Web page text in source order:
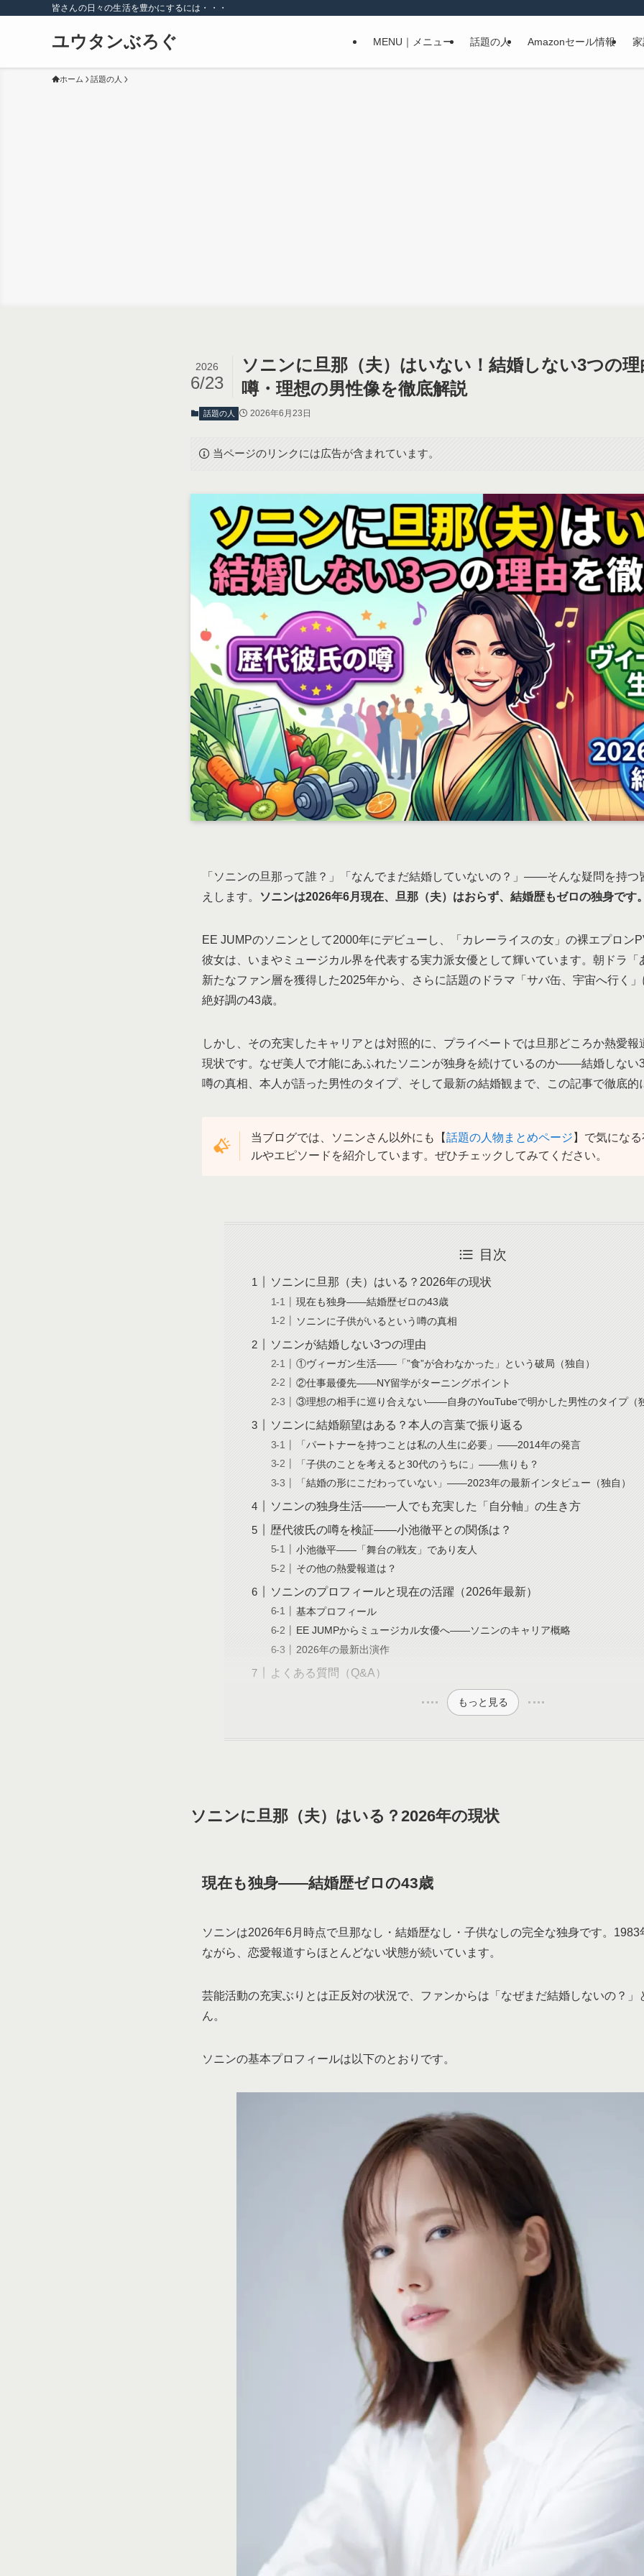
皆さんの日々の生活を豊かにするには・・・
ユウタンぶろぐ MENU｜メニュー 話題の人 Amazonセール情報
ホーム 話題の人
ソニンに旦那（夫）はいない！結婚しない3つの
噂・理想の男性像を徹底解説
2026
6/23
話題の人 2026年6月23日
当ページのリンクには広告が含まれています。
「ソニンの旦那って誰？」「なんでまだ結婚していないの？」——そんな疑問を持つ
えします。
ソニンは2026年6月現在、旦那（夫）はおらず、結婚歴もゼロの独身です
EE JUMPのソニンとして2000年にデビューし、「カレーライスの女」の裸エプロン
彼女は、いまやミュージカル界を代表する実力派女優として輝いています。朝ドラ「
新たなファン層を獲得した2025年から、さらに話題のドラマ「サバ缶、宇宙へ行く
絶好調の43歳。
しかし、その充実したキャリアとは対照的に、プライベートでは旦那どころか熱愛
現状です。なぜ美人で才能にあふれたソニンが独身を続けているのか——結婚しない
噂の真相、本人が語った男性のタイプ、そして最新の結婚観まで、この記事で徹底的
当ブログでは、ソニンさん以外にも【話題の人物まとめページ 】で気にな
ルやエピソードを紹介しています。ぜひチェックしてみてください。
目次
ソニンに旦那（夫）はいる？2026年の現状
現在も独身——結婚歴ゼロの43歳
ソニンに子供がいるという噂の真相
ソニンが結婚しない3つの理由
①ヴィーガン生活——「”食”が合わなかった」という破局（独自）
②仕事最優先——NY留学がターニングポイント
③理想の相手に巡り合えない——自身のYouTubeで明かした男性のタイプ（
ソニンに結婚願望はある？本人の言葉で振り返る
「パートナーを持つことは私の人生に必要」——2014年の発言
「子供のことを考えると30代のうちに」——焦りも？
「結婚の形にこだわっていない」——2023年の最新インタビュー（独自）
ソニンの独身生活——一人でも充実した「自分軸」の生き方
歴代彼氏の噂を検証——小池徹平との関係は？
小池徹平——「舞台の戦友」であり友人
その他の熱愛報道は？
ソニンのプロフィールと現在の活躍（2026年最新）
基本プロフィール
EE JUMPからミュージカル女優へ——ソニンのキャリア概略
2026年の最新出演作
よくある質問（Q&A）
もっと見る
ソニンに旦那（夫）はいる？2026年の現状
現在も独身——結婚歴ゼロの43歳
ソニンは2026年6月時点で旦那なし・結婚歴なし・子供なしの完全な独身です。
ながら、恋愛報道すらほとんどない状態が続いています。
芸能活動の充実ぶりとは正反対の状況で、ファンからは「なぜまだ結婚しないの？」
ん。
ソニンの基本プロフィールは以下のとおりです。